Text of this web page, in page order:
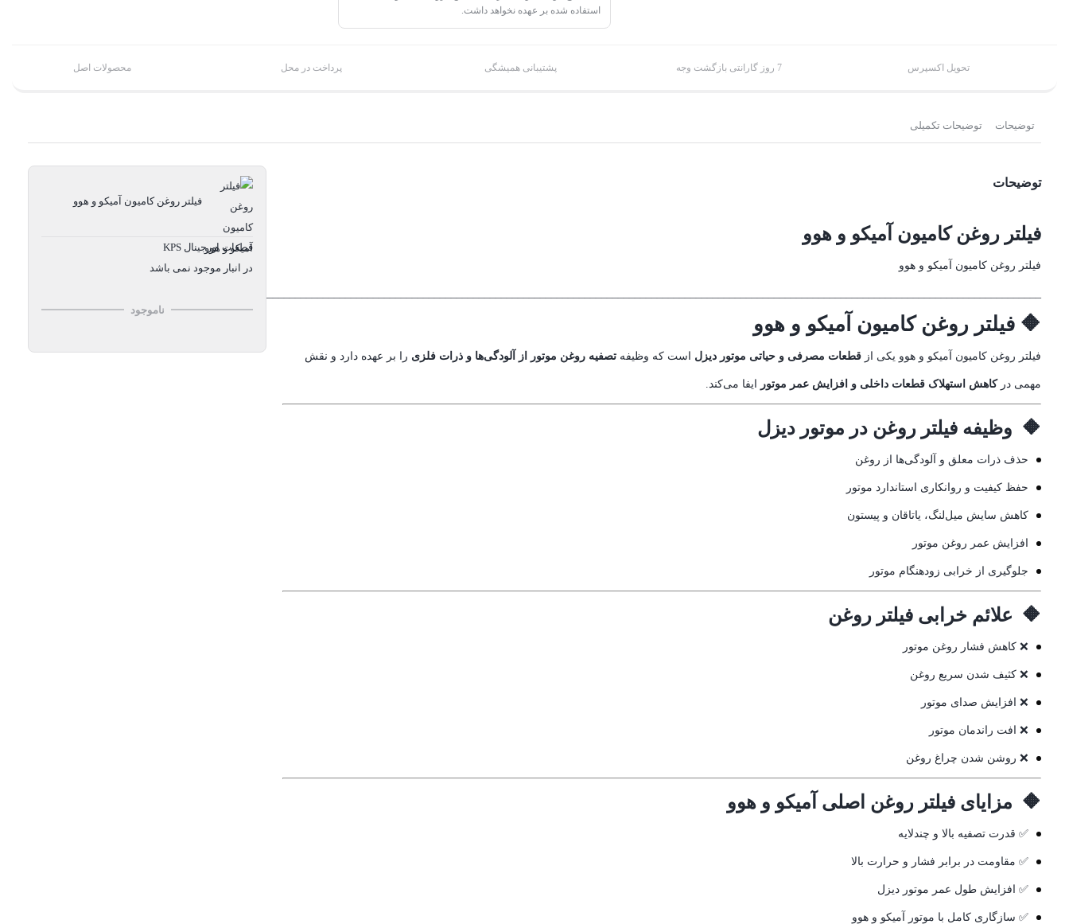
استفاده شده بر عهده نخواهد داشت.
تحویل اکسپرس 7 روز گارانتی بازگشت وجه پشتیبانی همیشگی پرداخت در محل محصولات اصل
توضیحات توضیحات تکمیلی
توضیحات
فیلتر روغن کامیون آمیکو و هوو
فیلتر روغن کامیون آمیکو و هوو
🔶 فیلتر روغن کامیون آمیکو و هوو
فیلتر روغن کامیون آمیکو و هوو یکی از قطعات مصرفی و حیاتی موتور دیزل است که وظیفه تصفیه روغن موتور از آلودگی‌ها و ذرات فلزی را بر عهده دارد و نقش
مهمی درکاهش استهلاک قطعات داخلی و افزایش عمر موتور ایفا می‌کند.
🔶 وظیفه فیلتر روغن در موتور دیزل
حذف ذرات معلق و آلودگی‌ها از روغن
حفظ کیفیت و روانکاری استاندارد موتور
کاهش سایش میل‌لنگ، یاتاقان و پیستون
افزایش عمر روغن موتور
جلوگیری از خرابی زودهنگام موتور
🔶 علائم خرابی فیلتر روغن
❌ کاهش فشار روغن موتور
❌ کثیف شدن سریع روغن
❌ افزایش صدای موتور
❌ افت راندمان موتور
❌ روشن شدن چراغ روغن
🔶 مزایای فیلتر روغن اصلی آمیکو و هوو
✅ قدرت تصفیه بالا و چندلایه
✅ مقاومت در برابر فشار و حرارت بالا
✅ افزایش طول عمر موتور دیزل
✅ سازگاری کامل با موتور آمیکو و هوو
فیلتر روغن کامیون آمیکو و هوو
قطعات اورجینال KPS
در انبار موجود نمی باشد
ناموجود